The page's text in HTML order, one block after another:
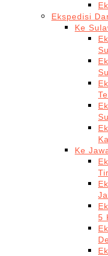
Ekspedisi
Ke
Ke
5